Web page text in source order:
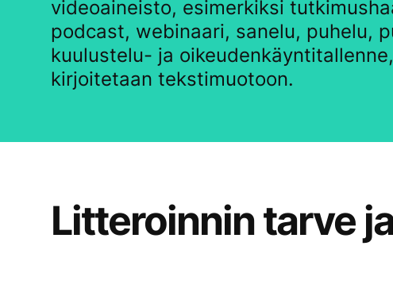
videoaineisto, esimerkiksi
podcast, webinaari, sanelu, puhelu,
kuulustelu- ja
kirjoitetaan tekstimuotoon.
Litteroinnin tarve